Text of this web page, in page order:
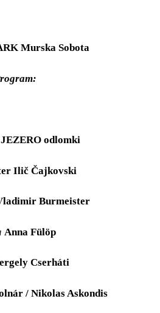
Murska Sobota
odlomki
Ilič Čajkovski
Burmeister
Anna Fülöp
Cserháti
/ Nikolas Askondis